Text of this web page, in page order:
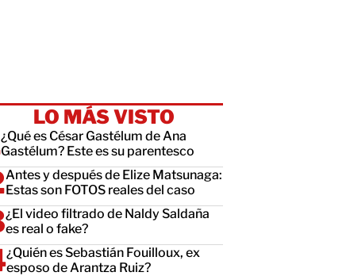
LO MÁS VISTO
¿Qué es César Gastélum de Ana
Gastélum? Este es su parentesco
Antes y después de Elize Matsunaga:
Estas son FOTOS reales del caso
¿El video filtrado de Naldy Saldaña
es real o fake?
¿Quién es Sebastián Fouilloux, ex
esposo de Arantza Ruiz?